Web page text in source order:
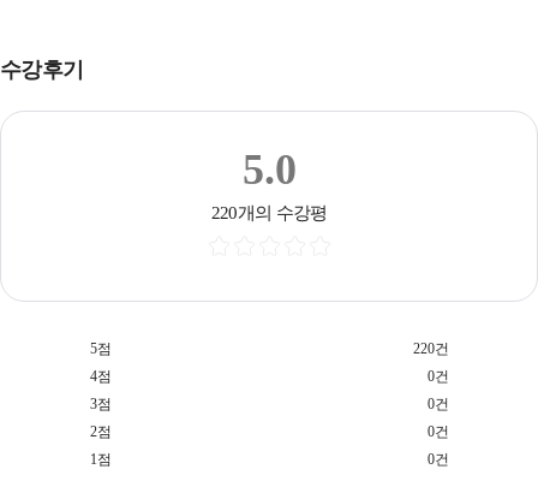
수강후기
5.0
220개의 수강평
5점
220건
4점
0건
3점
0건
2점
0건
1점
0건